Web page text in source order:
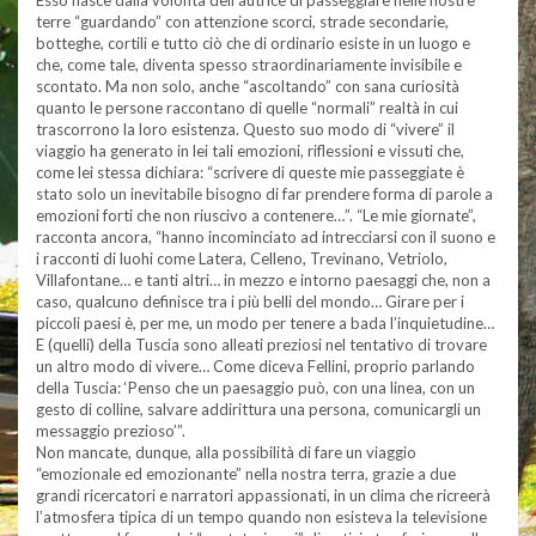
terre “guardando” con attenzione scorci, strade secondarie,
botteghe, cortili e tutto ciò che di ordinario esiste in un luogo e
che, come tale, diventa spesso straordinariamente invisibile e
scontato. Ma non solo, anche “ascoltando” con sana curiosità
quanto le persone raccontano di quelle “normali” realtà in cui
trascorrono la loro esistenza. Questo suo modo di “vivere” il
viaggio ha generato in lei tali emozioni, riflessioni e vissuti che,
come lei stessa dichiara: “scrivere di queste mie passeggiate è
stato solo un inevitabile bisogno di far prendere forma di parole a
emozioni forti che non riuscivo a contenere…”. “Le mie giornate”,
racconta ancora, “hanno incominciato ad intrecciarsi con il suono e
i racconti di luohi come Latera, Celleno, Trevinano, Vetriolo,
Villafontane… e tanti altri… in mezzo e intorno paesaggi che, non a
caso, qualcuno definisce tra i più belli del mondo… Girare per i
piccoli paesi è, per me, un modo per tenere a bada l’inquietudine…
E (quelli) della Tuscia sono alleati preziosi nel tentativo di trovare
un altro modo di vivere… Come diceva Fellini, proprio parlando
della Tuscia: ‘Penso che un paesaggio può, con una linea, con un
gesto di colline, salvare addirittura una persona, comunicargli un
messaggio prezioso’”.
Non mancate, dunque, alla possibilità di fare un viaggio
“emozionale ed emozionante” nella nostra terra, grazie a due
grandi ricercatori e narratori appassionati, in un clima che ricreerà
l’atmosfera tipica di un tempo quando non esisteva la televisione